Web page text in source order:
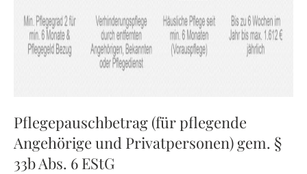
Pflegepauschbetrag (für pflegende
Angehörige und Privatpersonen) gem. §
33b Abs. 6 EStG